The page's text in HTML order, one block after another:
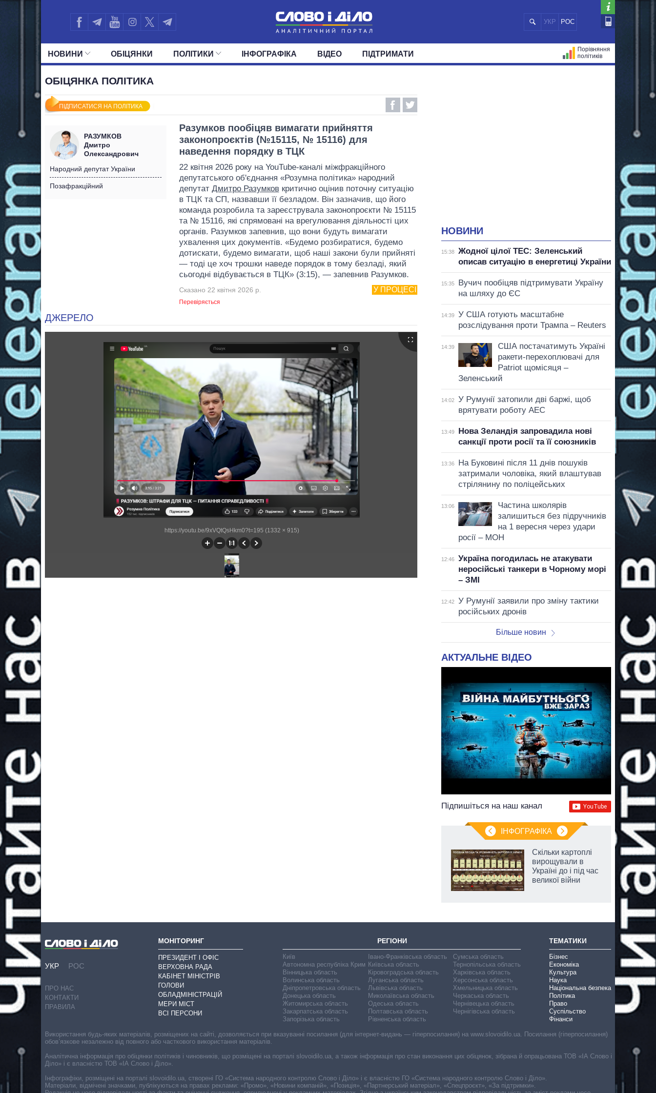
УКР РОС
НОВИНИ
СВІТ
ОБIЦЯНКИ ПОЛIТИКИ
ОКРУГИ
ІНФОГРАФІКА ВІДЕО ПІДТРИМАТИ
Порівняння
політиків
ОБІЦЯНКА ПОЛІТИКА
ПІДПИСАТИСЯ НА ПОЛІТИКА
РАЗУМКОВ
Дмитро
Олександрович
Народний депутат України
Позафракційний
Разумков пообіцяв вимагати прийняття
законопроєктів (№15115, № 15116) для
наведення порядку в ТЦК
22 квітня 2026 року на YouTube-каналі міжфракційного
депутатського об'єднання «Розумна політика» народний
депутат Дмитро Разумковкритично оцінив поточну ситуацію
в ТЦК та СП, назвавши її безладом. Він зазначив, що його
команда розробила та зареєструвала законопроєкти № 15115
та № 15116, які спрямовані на врегулювання діяльності цих
органів. Разумков запевнив, що вони будуть вимагати
ухвалення цих документів. «Будемо розбиратися, будемо
дотискати, будемо вимагати, щоб наші закони були прийняті
— тоді це хоч трошки наведе порядок в тому безладі, який
сьогодні відбувається в ТЦК» (3:15), — запевнив Разумков.
У ПРОЦЕСІ
Сказано 22 квітня 2026 р.
Перевіряється
ДЖЕРЕЛО
https://youtu.be/9xVQtQsHkm0?t=195 (1332 × 915)
НОВИНИ
15:38
Жодної цілої ТЕС: Зеленський
описав ситуацію в енергетиці України
15:35
Вучич пообіцяв підтримувати Україну
на шляху до ЄС
14:39
У США готують масштабне
розслідування проти Трампа – Reuters
14:39
США постачатимуть Україні
ракети-перехоплювачі для
Patriot щомісяця –
Зеленський
14:02
У Румунії затопили дві баржі, щоб
врятувати роботу АЕС
13:49
Нова Зеландія запровадила нові
санкції проти росії та її союзників
13:36
На Буковині після 11 днів пошуків
затримали чоловіка, який влаштував
стрілянину по поліцейських
13:06
Частина школярів
залишиться без підручників
на 1 вересня через удари
росії – МОН
12:46
Україна погодилась не атакувати
неросійські танкери в Чорному морі
– ЗМІ
12:42
У Румунії заявили про зміну тактики
російських дронів
Більше новин
АКТУАЛЬНЕ ВІДЕО
Підпишіться на наш канал
ІНФОГРАФІКА
Скільки картоплі
вирощували в
Україні до і під час
великої війни
УКР РОС
ПРО НАС
КОНТАКТИ
ПРАВИЛА
МОНІТОРИНГ
ПРЕЗИДЕНТ І ОФІС
ВЕРХОВНА РАДА
КАБІНЕТ МІНІСТРІВ
ГОЛОВИ
ОБЛАДМІНІСТРАЦІЙ
МЕРИ МІСТ
ВСІ ПЕРСОНИ
РЕГІОНИ
Київ
Автономна республіка Крим
Вінницька область
Волинська область
Дніпропетровська область
Донецька область
Житомирська область
Закарпатська область
Запорізька область
Івано-Франківська область
Київська область
Кіровоградська область
Луганська область
Львівська область
Миколаївська область
Одеська область
Полтавська область
Рівненська область
Сумська область
Тернопільська область
Харківська область
Херсонська область
Хмельницька область
Черкаська область
Чернівецька область
Чернігівська область
ТЕМАТИКИ
Бізнес
Економіка
Культура
Наука
Національна безпека
Політика
Право
Суспільство
Фінанси
Використання будь-яких матеріалів, розміщених на сайті, дозволяється при вказуванні посилання (для інтернет-видань — гіперпосилання) на www.slovoidilo.ua. Посилання (гіперпосилання)
обов’язкове незалежно від повного або часткового використання матеріалів.
Аналітична інформація про обіцянки політиків і чиновників, що розміщені на порталі slovoidilo.ua, а також інформація про стан виконання цих обіцянок, зібрана й опрацьована ТОВ «ІА Слово і
Діло» і є власністю ТОВ «ІА Слово і Діло».
Інфографіки, розміщені на порталі slovoidilo.ua, створені ГО «Система народного контролю Слово і Діло» і є власністю ГО «Система народного контролю Слово і Діло».
Матеріали, відмічені значками, публікуються на правах реклами: «Промо», «Новини компаній», «Позиція», «Партнерський матеріал», «Спецпроєкт», «За підтримки».